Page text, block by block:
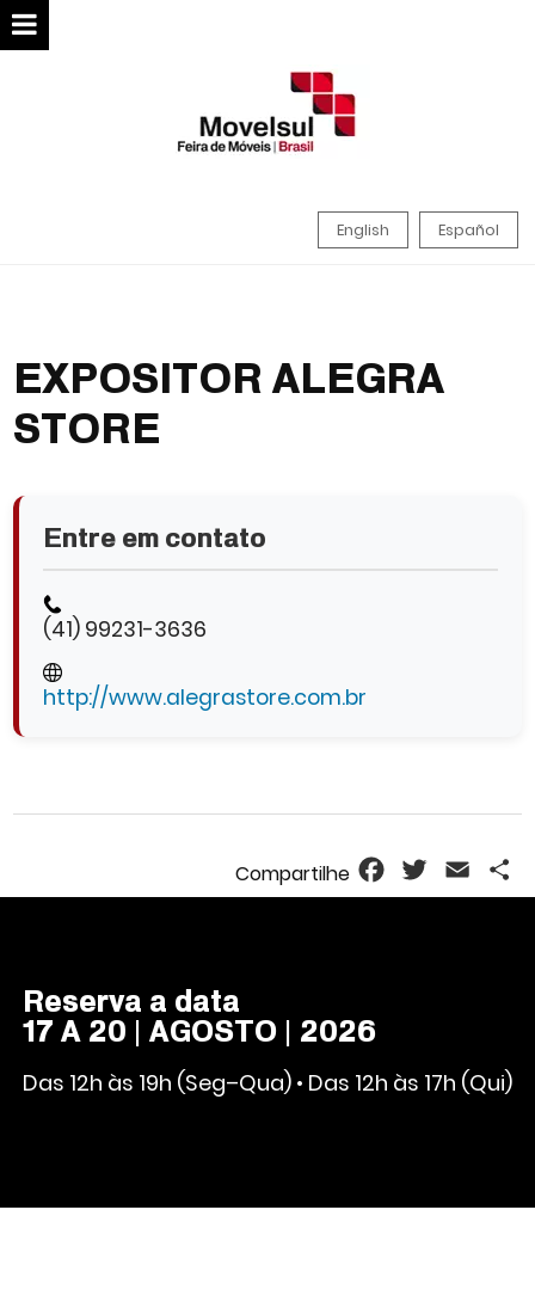
English Español
EXPOSITOR ALEGRA
STORE
Entre em contato
(41) 99231-3636
http://www.alegrastore.com.br
FacebookTwitterEmail
Reserva a data
17 A 20 | AGOSTO | 2026
Das 12h às 19h (Seg–Qua) • Das 12h às 17h (Qui)